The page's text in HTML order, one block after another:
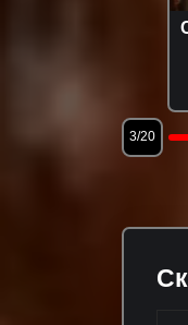
3/20